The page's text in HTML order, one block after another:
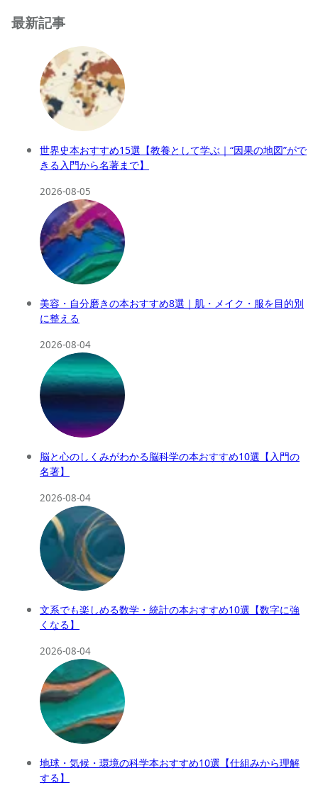
最新記事
世界史本おすすめ15選【教養として学ぶ｜“因果の地図”がで
きる入門から名著まで】
2026-08-05
美容・自分磨きの本おすすめ8選｜肌・メイク・服を目的別
に整える
2026-08-04
脳と心のしくみがわかる脳科学の本おすすめ10選【入門の
名著】
2026-08-04
文系でも楽しめる数学・統計の本おすすめ10選【数字に強
くなる】
2026-08-04
地球・気候・環境の科学本おすすめ10選【仕組みから理解
する】